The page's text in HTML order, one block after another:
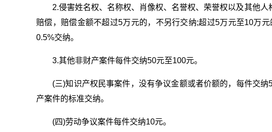
2.侵害姓名权、名称权、肖像权、名誉权、荣誉权以及其他
赔偿，赔偿金额不超过5万元的，不另行交纳;超过5万元至10万
0.5%交纳。
3.其他非财产案件每件交纳50元至100元。
(三)知识产权民事案件，没有争议金额或者价额的，每件交
产案件的标准交纳。
(四)劳动争议案件每件交纳10元。